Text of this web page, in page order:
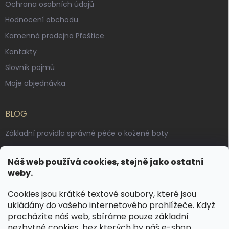
Náš web používá cookies, stejně jako ostatní
weby.
Cookies jsou krátké textové soubory, které jsou
ukládány do vašeho internetového prohlížeče. Když
procházíte náš web, sbíráme pouze základní
Ochrana osobních údajů
Hodnocení obchodu
Kamenná prodejna Přeštice
Kontakty
Slovník pojmů
Moje objednávka
BLOG
Základní pravidla správné péče o kožené boty
Výroba českých kožených opasků: vůně pravé kůže, dotek
řemesla
KONTAKT